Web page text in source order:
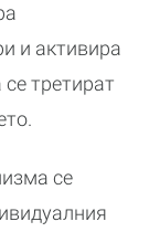
и активира
третират
се